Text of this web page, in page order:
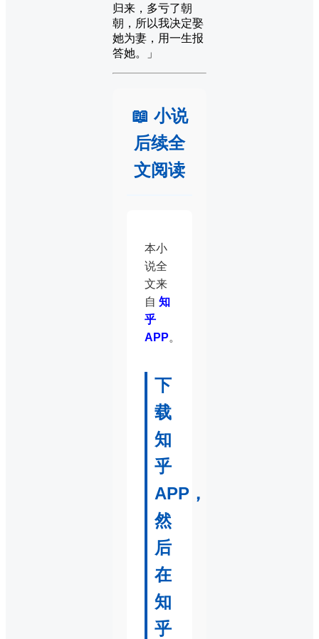
归来，多亏了朝
朝，所以我决定娶
她为妻，用一生报
答她。」
📖 小说
后续全
文阅读
本小
说全
文来
自 知
乎
APP。
下
载
知
乎
APP，
然
后
在
知
乎